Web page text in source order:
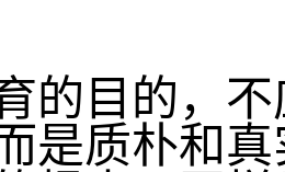
目的，不
是质朴和